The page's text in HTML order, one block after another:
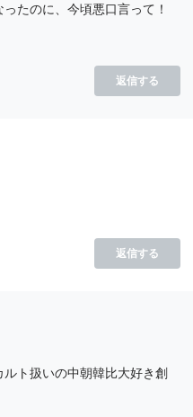
たのに、今頃悪口言って！
返信する
返信する
ト扱いの中朝韓比大好き創